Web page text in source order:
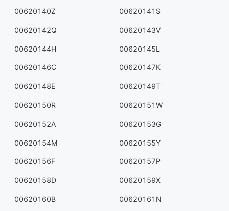
00620140Z 00620141S
00620142Q 00620143V
00620144H 00620145L
00620146C 00620147K
00620148E 00620149T
00620150R 00620151W
00620152A 00620153G
00620154M 00620155Y
00620156F 00620157P
00620158D 00620159X
00620160B 00620161N